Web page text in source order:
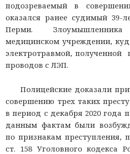
подозреваемый в
оказался ранее судимый 39-
Перми.
медицинском учреждении,
электротравмой,
проводов с ЛЭП.
Полицейские доказали
совершению трех таких
в период с декабря 2020 года
данным фактам были
по признакам преступления,
ст. 158 Уголовного кодекса